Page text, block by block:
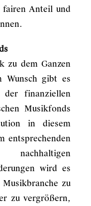
fairen Anteil und
zu dem Ganzen
Wunsch gibt es
der finanziellen
Musikfonds
in diesem
entsprechenden
wird es
zu
zu vergrößern,